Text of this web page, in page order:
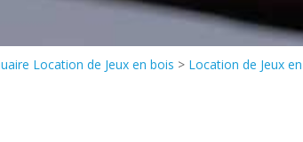
Location de Jeux en bois > Location de Jeux